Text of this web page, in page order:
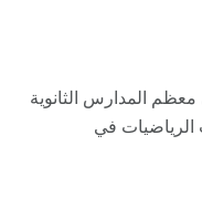
المدارس الثانوية
الرياضيات في